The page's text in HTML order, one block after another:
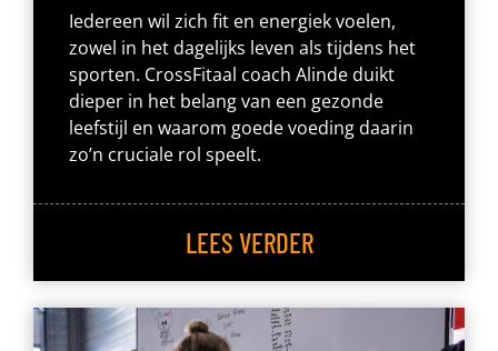
Iedereen wil zich fit en energiek voelen,
zowel in het dagelijks leven als tijdens het
sporten. CrossFitaal coach Alinde duikt
dieper in het belang van een gezonde
leefstijl en waarom goede voeding daarin
zo’n cruciale rol speelt.
LEES VERDER